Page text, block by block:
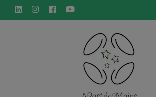
principal